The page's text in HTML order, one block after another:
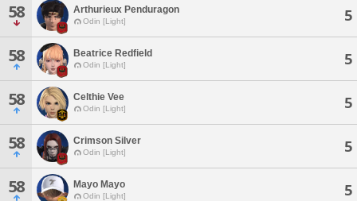
58 Arthurieux Penduragon
Odin [Light] 5
58 Beatrice Redfield
Odin [Light] 5
58 Celthie Vee
Odin [Light] 5
58 Crimson Silver
Odin [Light] 5
58 Mayo Mayo
Odin [Light] 5